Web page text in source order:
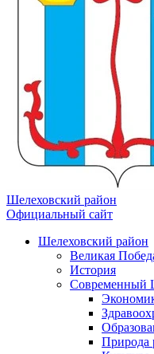
Шелеховский район
Официальный сайт
Шелеховский район
Великая
История
Современный
Природа